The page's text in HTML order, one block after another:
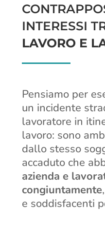
INTERESSI
LAVORO E
Pensiamo per
un incidente
lavoratore in
lavoro: sono
dallo stesso
accaduto che
azienda e
congiuntamente
e soddisfacenti